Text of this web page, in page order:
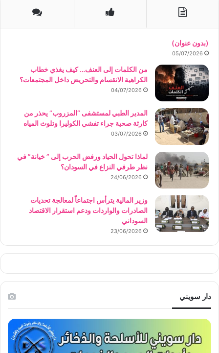
(بدون عنوان)
05/07/2026
من الكلمات إلى العنف… كيف يغذي خطاب
الكراهية الانقسام والتحريض داخل المجتمعات؟
04/07/2026
المدير الطبي لمستشفى “المزروب” يحذر من
كارثة صحية جراء تفشي الكوليرا وتلوث المياه
03/07/2026
لماذا تحول الحياد ورفض الحرب إلى ” خيانة” في
نظر طرفي النزاع في السودان؟
24/06/2026
وزير المالية يترأس اجتماعاً لمعالجة تحديات
الصادرات والواردات ودعم استقرار الاقتصاد
السوداني
23/06/2026
دار سويني